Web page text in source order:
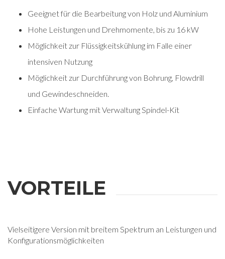
Geeignet für die Bearbeitung von Holz und Aluminium
Hohe Leistungen und Drehmomente, bis zu 16 kW
Möglichkeit zur Flüssigkeitskühlung im Falle einer
intensiven Nutzung
Möglichkeit zur Durchführung von Bohrung, Flowdrill
und Gewindeschneiden.
Einfache Wartung mit Verwaltung Spindel-Kit
VORTEILE
Vielseitigere Version mit breitem Spektrum an Leistungen und
Konfigurationsmöglichkeiten